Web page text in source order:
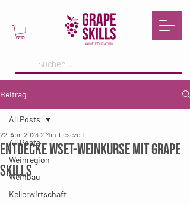
Beitrag
All Posts
Weinregion
Weinbau
Kellerwirtschaft
All Posts
Entdecke WSET-WEINKURSE mit Grape
Skills
22. Apr. 2023 2 Min. Lesezeit